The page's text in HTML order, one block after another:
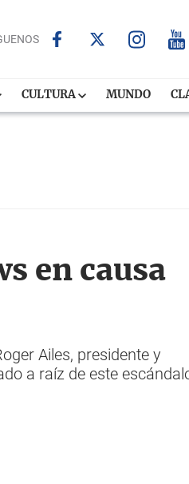
CULTURA MUNDO
en causa
Ailes, presidente y
a raíz de este